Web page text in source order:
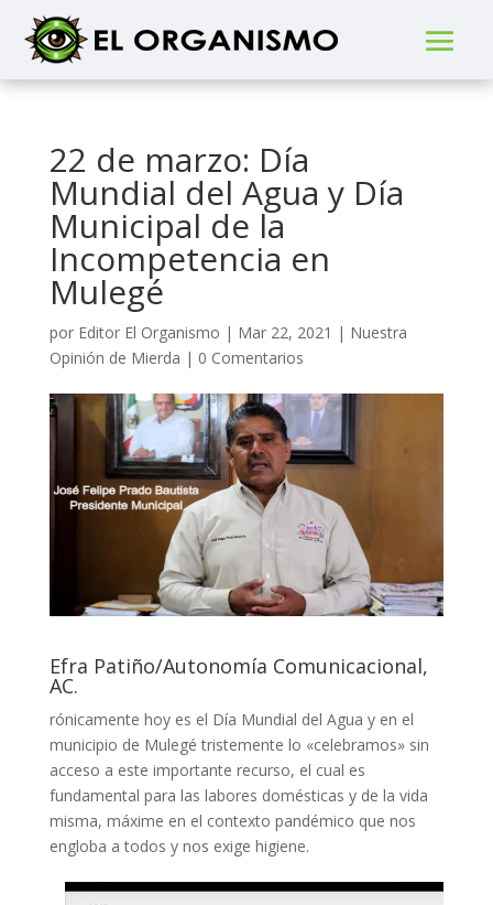
22 de marzo: Día
Mundial del Agua y Día
Municipal de la
Incompetencia en
Mulegé
por Editor El Organismo | Mar 22, 2021 | Nuestra
Opinión de Mierda | 0 Comentarios
Efra Patiño/Autonomía Comunicacional,
AC.
rónicamente hoy es el Día Mundial del Agua y en el
municipio de Mulegé tristemente lo «celebramos» sin
acceso a este importante recurso, el cual es
fundamental para las labores domésticas y de la vida
misma, máxime en el contexto pandémico que nos
engloba a todos y nos exige higiene.